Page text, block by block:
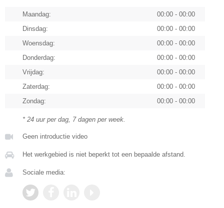
Maandag:
00:00 - 00:00
Dinsdag:
00:00 - 00:00
Woensdag:
00:00 - 00:00
Donderdag:
00:00 - 00:00
Vrijdag:
00:00 - 00:00
Zaterdag:
00:00 - 00:00
Zondag:
00:00 - 00:00
* 24 uur per dag, 7 dagen per week.
Geen introductie video
Het werkgebied is niet beperkt tot een bepaalde afstand.
Sociale media: